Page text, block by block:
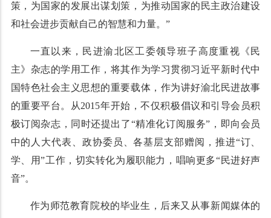
策，为国家的发展出谋划策，为推动国家的民主政治建设
和社会进步贡献自己的智慧和力量。”
一直以来，民进渝北区工委领导班子高度重视《民
主》杂志的学用工作，将其作为学习贯彻习近平新时代中
国特色社会主义思想的重要载体，作为讲好渝北民进故事
的重要平台。从2015年开始，不仅积极倡议和引导会员积
极订阅杂志，同时还提出了“精准化订阅服务”，即向会员
中的人大代表、政协委员、各基层支部赠阅，推进“订、
学、用”工作，切实转化为履职能力，唱响更多“民进好声
音”。
作为师范教育院校的毕业生，后来又从事新闻媒体的